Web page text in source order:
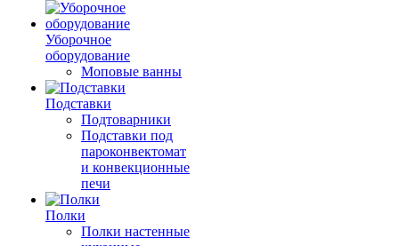
Уборочное
оборудование
Моповые ванны
Подставки
Подтоварники
Подставки под
пароконвектомат
и конвекционные
печи
Полки
Полки настенные